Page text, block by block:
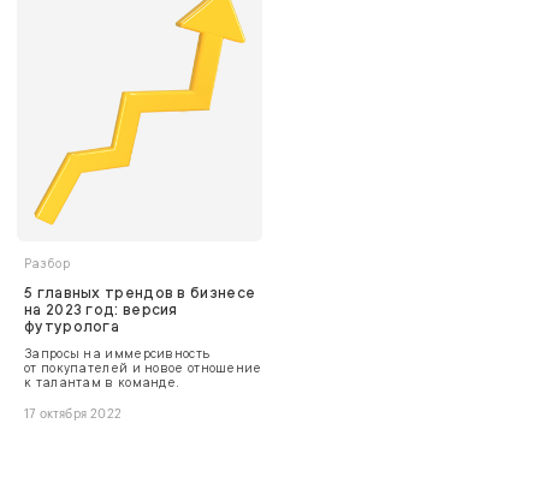
Разбор
5 главных трендов в бизнесе
на 2023 год: версия
футуролога
Запросы на иммерсивность
от покупателей и новое отношение
к талантам в команде.
17 октября 2022